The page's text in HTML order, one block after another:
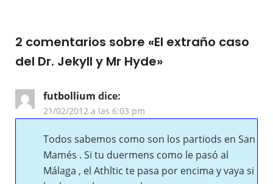
2 comentarios sobre «El extraño caso
del Dr. Jekyll y Mr Hyde»
futbollium dice:
21/02/2012 a las 6:03 pm
Todos sabemos como son los partiods en San
Mamés . Si tu duermens como le pasó al
Málaga , el Athltic te pasa por encima y vaya si